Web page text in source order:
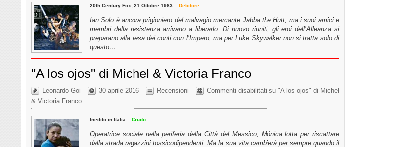
20th Century Fox, 21 Ottobre 1983 – Debitore
Ian Solo è ancora prigioniero del malvagio mercante Jabba the Hutt, ma i suoi amici e
membri della resistenza arrivano a liberarlo. Di nuovo riuniti, gli eroi dell’Alleanza si
preparano alla resa dei conti con l’Impero, ma per Luke Skywalker non si tratta solo di
questo…
"A los ojos" di Michel & Victoria Franco
Leonardo Goi 30 aprile 2016 Recensioni Commenti disabilitati su "A los ojos" di Michel
& Victoria Franco
Inedito in Italia – Crudo
Operatrice sociale nella periferia della Città del Messico, Mónica lotta per riscattare
dalla strada ragazzini tossicodipendenti. Ma la sua vita cambierà per sempre quando il